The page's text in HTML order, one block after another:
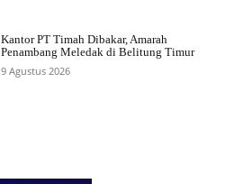
Kantor PT Timah Dibakar, Amarah
Penambang Meledak di Belitung Timur
9 Agustus 2026